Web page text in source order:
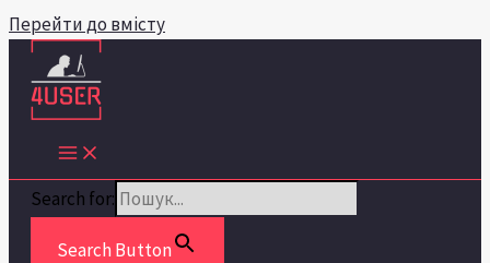
Перейти до вмісту
Search for:
Search Button